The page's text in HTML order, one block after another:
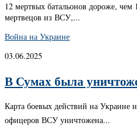
12 мертвых батальонов дороже,
мертвецов из ВСУ,...
Война на Украине
03.06.2025
В Сумах была
Карта боевых действий на Украине
офицеров ВСУ уничтожена...